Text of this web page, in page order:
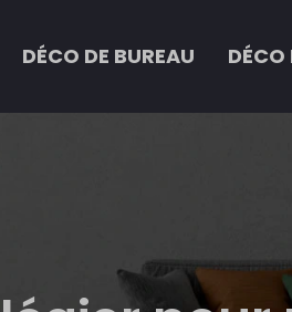
DÉCO DE BUREAU DÉCO